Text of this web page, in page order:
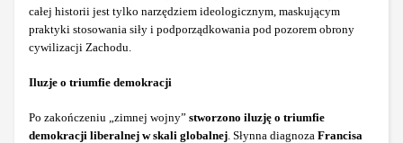
całej historii jest tylko narzędziem ideologicznym, maskującym
praktyki stosowania siły i podporządkowania pod pozorem obrony
cywilizacji Zachodu.
Iluzje o triumfie demokracji
Po zakończeniu „zimnej wojny” stworzono iluzję o triumfie
demokracji liberalnej w skali globalnej . Słynna diagnoza Francisa